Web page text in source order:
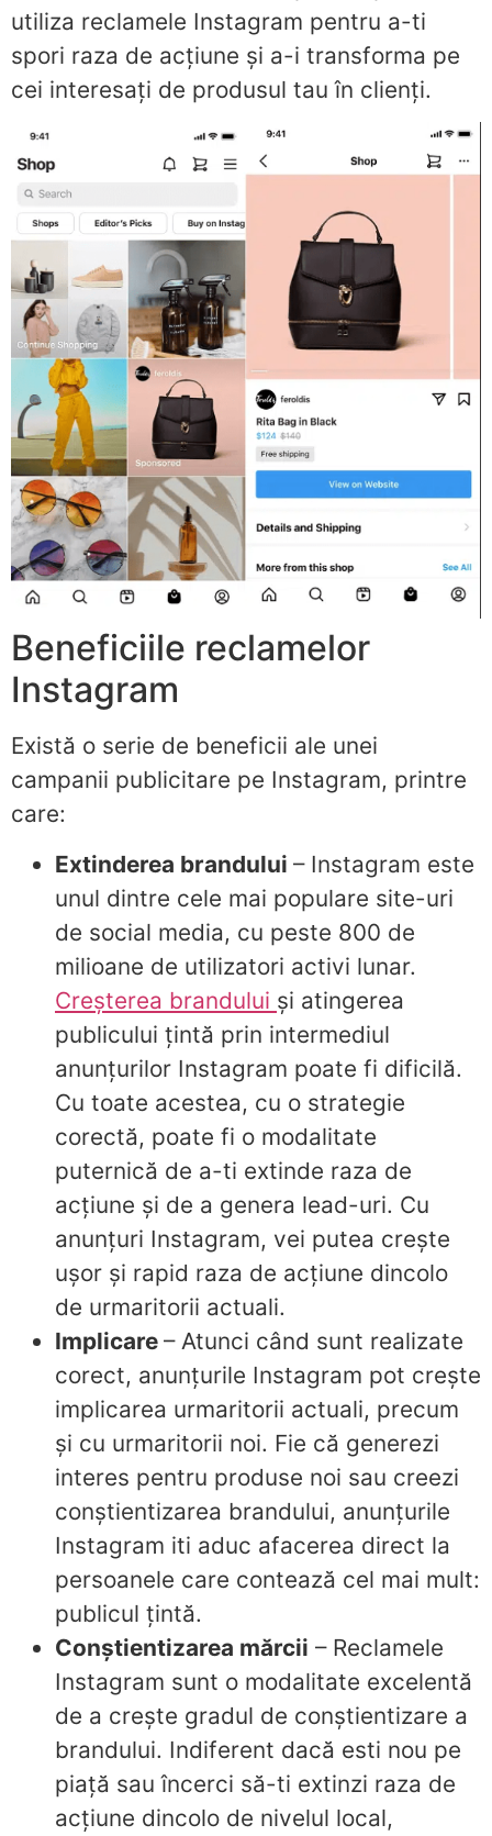
utiliza reclamele Instagram pentru a-ti
spori raza de acțiune și a-i transforma pe
cei interesați de produsul tau în clienți.
Beneficiile reclamelor
Instagram
Există o serie de beneficii ale unei
campanii publicitare pe Instagram, printre
care:
Extinderea brandului – Instagram este
unul dintre cele mai populare site-uri
de social media, cu peste 800 de
milioane de utilizatori activi lunar.
Creșterea brandului și atingerea
publicului țintă prin intermediul
anunțurilor Instagram poate fi dificilă.
Cu toate acestea, cu o strategie
corectă, poate fi o modalitate
puternică de a-ti extinde raza de
acțiune și de a genera lead-uri. Cu
anunțuri Instagram, vei putea crește
ușor și rapid raza de acțiune dincolo
de urmaritorii actuali.
Implicare – Atunci când sunt realizate
corect, anunțurile Instagram pot crește
implicarea urmaritorii actuali, precum
și cu urmaritorii noi. Fie că generezi
interes pentru produse noi sau creezi
conștientizarea brandului, anunțurile
Instagram iti aduc afacerea direct la
persoanele care contează cel mai mult:
publicul țintă.
Conștientizarea mărcii – Reclamele
Instagram sunt o modalitate excelentă
de a crește gradul de conștientizare a
brandului. Indiferent dacă esti nou pe
piață sau încerci să-ti extinzi raza de
acțiune dincolo de nivelul local,